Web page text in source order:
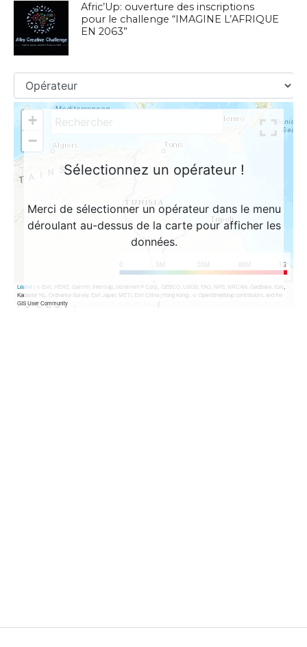
Afric’Up: ouverture des inscriptions
pour le challenge “IMAGINE L’AFRIQUE
EN 2063”